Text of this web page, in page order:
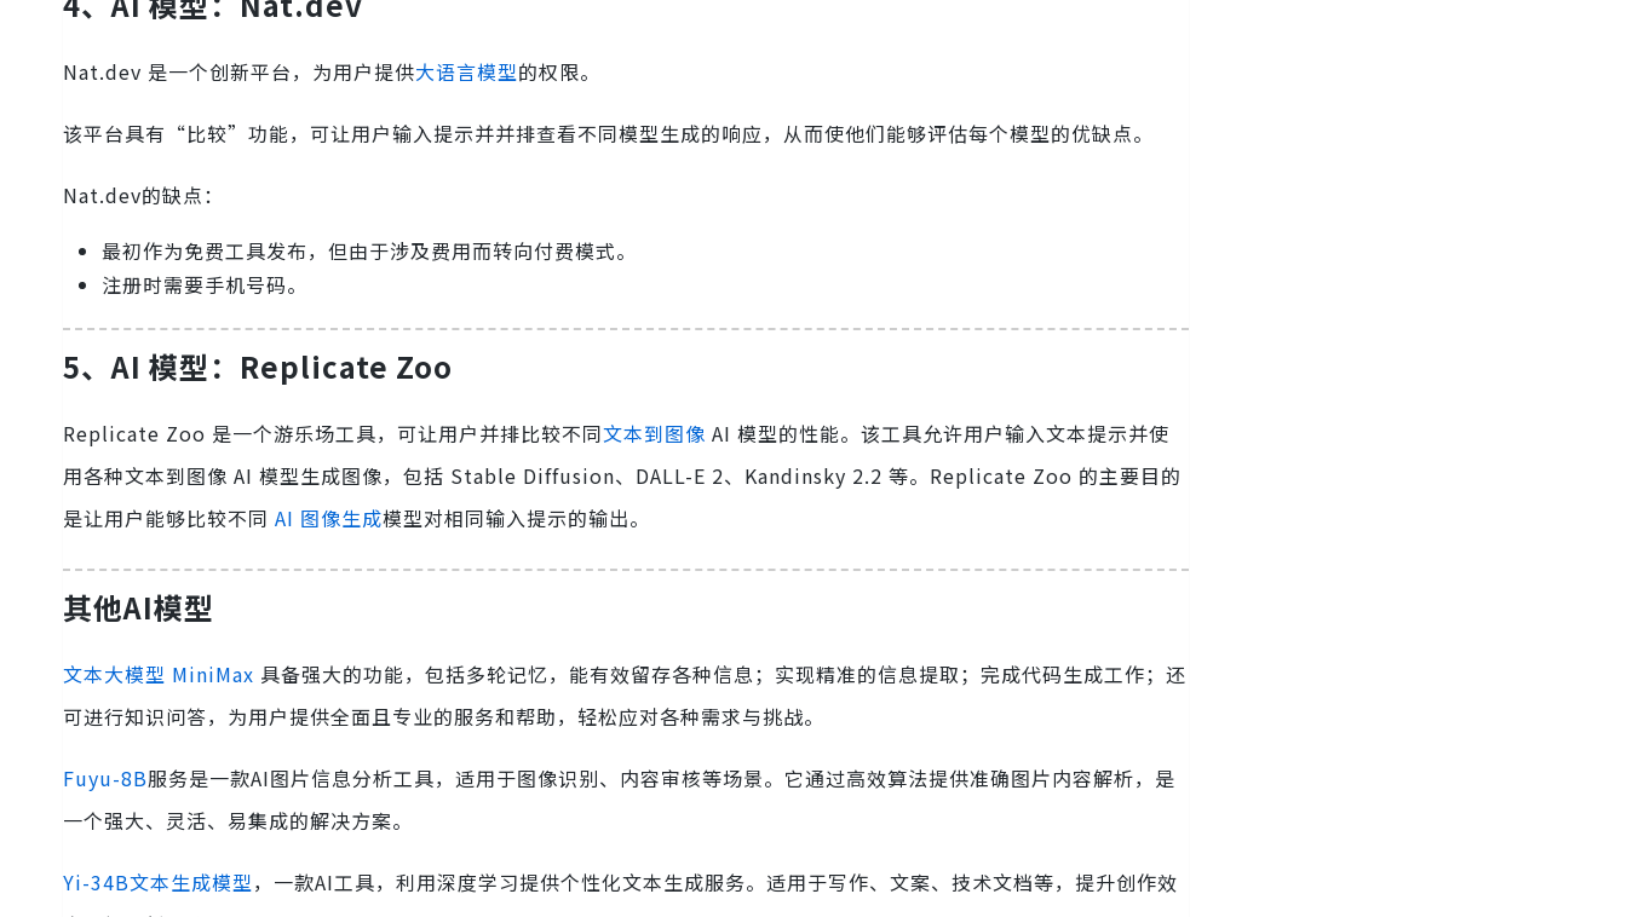
Nat.dev 是一个创新平台，为用户提供大语言模型的权限。
该平台具有“比较”功能，可让用户输入提示并并排查看不同模型生成的响应，从而使他们能够评估每个模型的优缺点。
Nat.dev的缺点：
最初作为免费工具发布，但由于涉及费用而转向付费模式。
注册时需要手机号码。
5、AI 模型：Replicate Zoo
Replicate Zoo 是一个游乐场工具，可让用户并排比较不同文本到图像 AI 模型的性能。该工具允许用户输入文本提示并使
用各种文本到图像 AI 模型生成图像，包括 Stable Diffusion、DALL-E 2、Kandinsky 2.2 等。Replicate Zoo 的主要目的
是让用户能够比较不同 AI 图像生成模型对相同输入提示的输出。
其他AI模型
文本大模型 MiniMax 具备强大的功能，包括多轮记忆，能有效留存各种信息；实现精准的信息提取；完成代码生成工作；还
可进行知识问答，为用户提供全面且专业的服务和帮助，轻松应对各种需求与挑战。
Fuyu-8B服务是一款AI图片信息分析工具，适用于图像识别、内容审核等场景。它通过高效算法提供准确图片内容解析，是
一个强大、灵活、易集成的解决方案。
Yi-34B文本生成模型，一款AI工具，利用深度学习提供个性化文本生成服务。适用于写作、文案、技术文档等，提升创作效